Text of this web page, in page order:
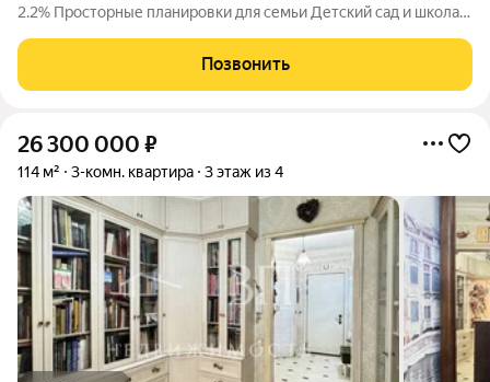
2.2% Просторные планировки для семьи Детский сад и школа
Подземный паркинг со спуском на лифте Дизайнерские лобби
с арт-объектом
Позвонить
26 300 000 ₽
114 м² 3-комн. квартира 3 этаж из 4